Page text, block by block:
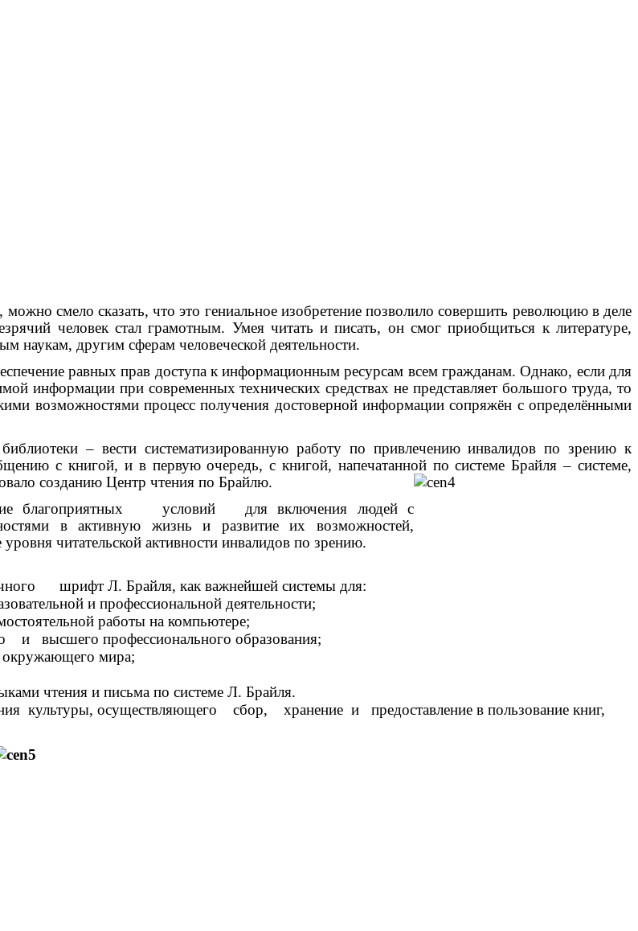
смело сказать, что это гениальное изобретение позволило совершить революцию в деле
человек стал грамотным. Умея читать и писать, он смог приобщиться к литературе,
наукам, другим сферам человеческой деятельности.
равных прав доступа к информационным ресурсам всем гражданам. Однако, если для
информации при современных технических средствах не представляет большого труда, то
возможностями процесс получения достоверной информации сопряжён с определёнными
– вести систематизированную работу по привлечению инвалидов по зрению к
с книгой, и в первую очередь, с книгой, напечатанной по системе Брайля – системе,
созданию Центр чтения по Брайлю.
благоприятных условий для включения людей с
в активную жизнь и развитие их возможностей,
читательской активности инвалидов по зрению.
шрифт Л. Брайля, как важнейшей системы для:
и профессиональной деятельности;
работы на компьютере;
профессионального образования;
мира;
чтения и письма по системе Л. Брайля.
осуществляющего сбор, хранение и предоставление в пользование книг,